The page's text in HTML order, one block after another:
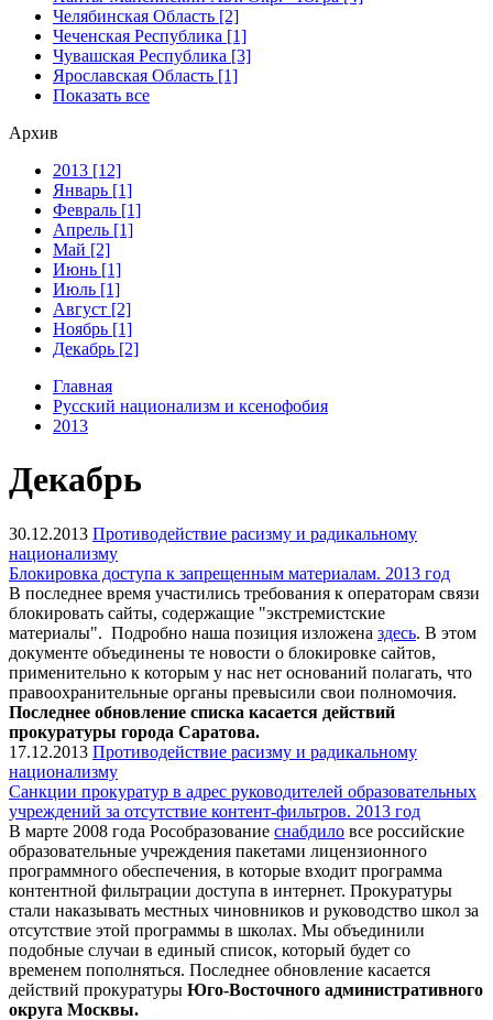
Челябинская Область [2]
Чеченская Республика [1]
Чувашская Республика [3]
Ярославская Область [1]
Показать все
Архив
2013 [12]
Январь [1]
Февраль [1]
Апрель [1]
Май [2]
Июнь [1]
Июль [1]
Август [2]
Ноябрь [1]
Декабрь [2]
Главная
Русский национализм и ксенофобия
2013
Декабрь
30.12.2013 Противодействие расизму и радикальному
национализму
Блокировка доступа к запрещенным материалам. 2013 год
В последнее время участились требования к операторам связи
блокировать сайты, содержащие "экстремистские
материалы". Подробно наша позиция изложена здесь. В этом
документе объединены те новости о блокировке сайтов,
применительно к которым у нас нет оснований полагать, что
правоохранительные органы превысили свои полномочия.
Последнее обновление списка касается действий
прокуратуры города Саратова.
17.12.2013 Противодействие расизму и радикальному
национализму
Санкции прокуратур в адрес руководителей образовательных
учреждений за отсутствие контент-фильтров. 2013 год
В марте 2008 года Рособразование снабдило все российские
образовательные учреждения пакетами лицензионного
программного обеспечения, в которые входит программа
контентной фильтрации доступа в интернет. Прокуратуры
стали наказывать местных чиновников и руководство школ за
отсутствие этой программы в школах. Мы объединили
подобные случаи в единый список, который будет со
временем пополняться. Последнее обновление касается
действий прокуратуры Юго-Восточного административного
округа Москвы.